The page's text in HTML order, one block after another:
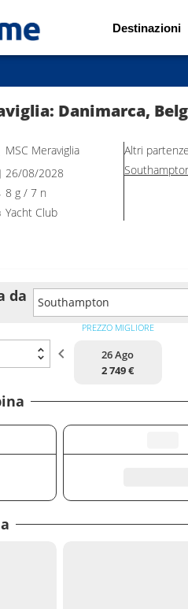
Destinazioni
Danimarca,
MSC Meraviglia
26/08/2028
8 g / 7 n
Yacht Club
Altri
da Southampton
PREZZO MIGLIORE
26 Ago
2 749 €